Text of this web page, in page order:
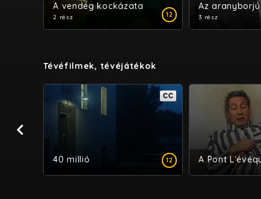
12
A vendég kockázata
2 rész
Az aranyborjú
3 rész
Tévéfilmek, tévéjátékok
12
CC
40 millió